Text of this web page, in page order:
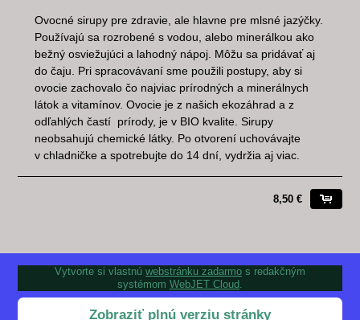
Ovocné sirupy pre zdravie, ale hlavne pre mlsné jazýčky.
Používajú sa rozrobené s vodou, alebo minerálkou ako
bežný osviežujúci a lahodný nápoj. Môžu sa pridávať aj
do čaju. Pri spracovávaní sme použili postupy, aby si
ovocie zachovalo čo najviac prírodných a minerálnych
látok a vitamínov. Ovocie je z našich ekozáhrad a z
odľahlých častí prírody, je v BIO kvalite. Sirupy
neobsahujú chemické látky. Po otvorení uchovávajte
v chladničke a spotrebujte do 14 dní, vydržia aj viac.
8,50 €
Vytvorte si vlastnú webstránku zadarmo s redakčným
systémom WebJET Cloud.
Zobraziť plnú verziu stránky